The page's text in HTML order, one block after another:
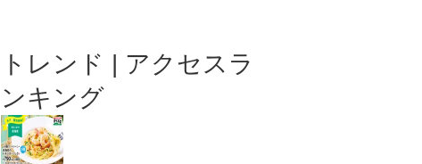
トレンド | アクセスラ
ンキング